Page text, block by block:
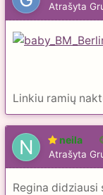
Atrašyta
Linkiu ramių
neila
Atrašyta
Regina didziausi